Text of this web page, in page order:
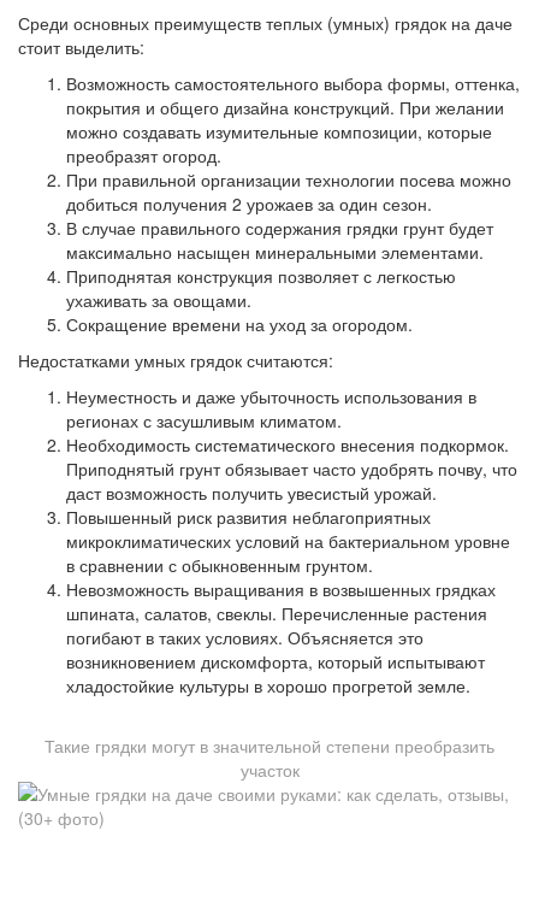
Среди основных преимуществ теплых (умных) грядок на даче
стоит выделить:
Возможность самостоятельного выбора формы, оттенка,
покрытия и общего дизайна конструкций. При желании
можно создавать изумительные композиции, которые
преобразят огород.
При правильной организации технологии посева можно
добиться получения 2 урожаев за один сезон.
В случае правильного содержания грядки грунт будет
максимально насыщен минеральными элементами.
Приподнятая конструкция позволяет с легкостью
ухаживать за овощами.
Сокращение времени на уход за огородом.
Недостатками умных грядок считаются:
Неуместность и даже убыточность использования в
регионах с засушливым климатом.
Необходимость систематического внесения подкормок.
Приподнятый грунт обязывает часто удобрять почву, что
даст возможность получить увесистый урожай.
Повышенный риск развития неблагоприятных
микроклиматических условий на бактериальном уровне
в сравнении с обыкновенным грунтом.
Невозможность выращивания в возвышенных грядках
шпината, салатов, свеклы. Перечисленные растения
погибают в таких условиях. Объясняется это
возникновением дискомфорта, который испытывают
хладостойкие культуры в хорошо прогретой земле.
Такие грядки могут в значительной степени преобразить
участок